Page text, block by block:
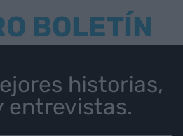
BOLETÍN
historias,
entrevistas.